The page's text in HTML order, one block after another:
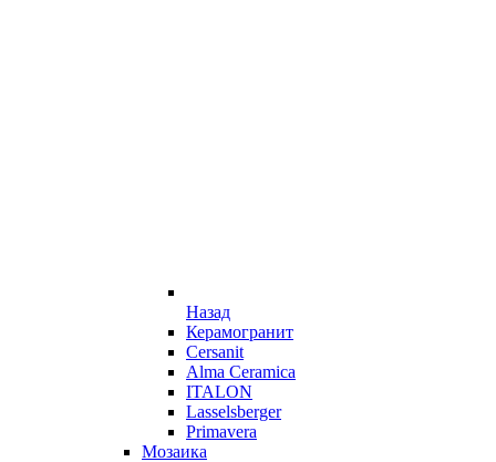
Назад
Керамогранит
Cersanit
Alma Ceramica
ITALON
Lasselsberger
Primavera
Мозаика